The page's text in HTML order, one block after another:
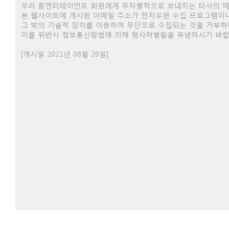
우리 훈엔터테이먼트 회원에게 무차별적으로 보내지는 타사의
본 웹사이트에 게시된 이메일 주소가 전자우편 수집 프로그램이
그 밖의 기술적 장치를 이용하여 무단으로 수집되는 것을 거부하
이를 위반시 정보통신망법에 의해 형사처벌됨을 유념하시기 바
[게시일 2021년 08월 20일]